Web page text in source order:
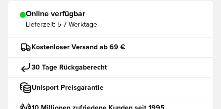
Online verfügbar
Lieferzeit: 5-7 Werktage
Kostenloser Versand ab 69 €
30 Tage Rückgaberecht
Unisport Preisgarantie